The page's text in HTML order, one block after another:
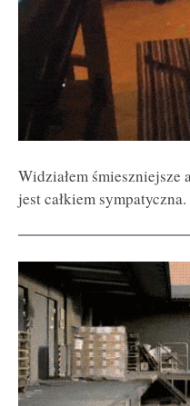
Widziałem śmieszniejsze
jest całkiem sympatyczna.